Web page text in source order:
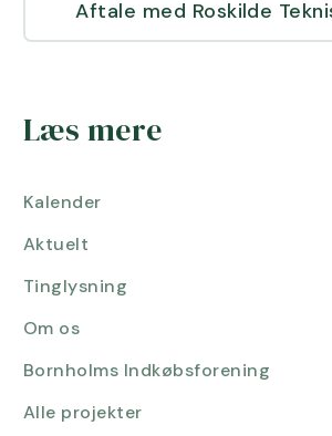
Aftale med Roskilde
Læs mere
Kalender
Aktuelt
Tinglysning
Om os
Bornholms Indkøbsforening
Alle projekter